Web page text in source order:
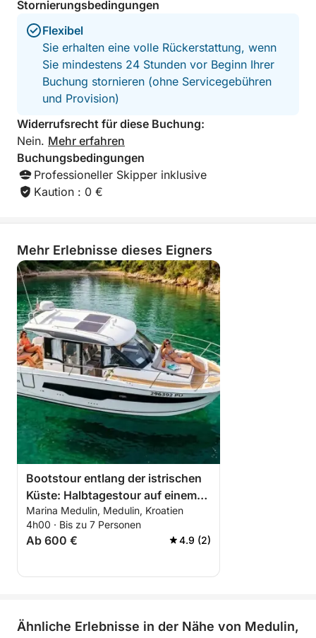
istrischen Küste
Maximale Kapazität: 6 Gäste
Geräumige und komfortable Jeanneau Merry Fisher
Badestopps im kristallklaren Wasser
Sonnen- und Entspannungsbereiche
Entdecken Sie versteckte Buchten und Küstenorte
Ideal für Familien, Paare und kleine Gruppen
Skipper optional verfügbar
Sie ein unvergessliches Ganztagesabenteuer entlang
Stornierungsbedingungen
Flexibel
Sie erhalten eine volle Rückerstattung, wenn
Sie mindestens 24 Stunden vor Beginn Ihrer
Buchung stornieren (ohne Servicegebühren
und Provision)
Widerrufsrecht für diese Buchung:
Nein. Mehr erfahren
Buchungsbedingungen
Professioneller Skipper inklusive
Kaution : 0 €
Mehr Erlebnisse dieses Eigners
Bootstour entlang der istrischen
Küste: Halbtagestour auf einem
luxuriösen Boot
Marina Medulin, Medulin, Kroatien
4h00 · Bis zu 7 Personen
Ab 600 € 4.9 (2)
Ähnliche Erlebnisse in der Nähe von Medulin,